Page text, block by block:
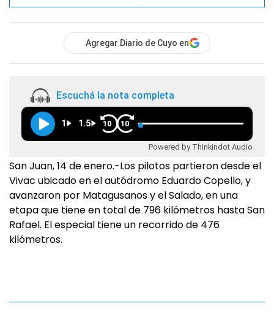
Agregar Diario de Cuyo en
Escuchá la nota completa
1 1.5 10 10
Powered by Thinkindot Audio
San Juan, 14 de enero.-Los pilotos partieron desde el
Vivac ubicado en el autódromo Eduardo Copello, y
avanzaron por Matagusanos y el Salado, en una
etapa que tiene en total de 796 kilómetros hasta San
Rafael. El especial tiene un recorrido de 476
kilómetros.